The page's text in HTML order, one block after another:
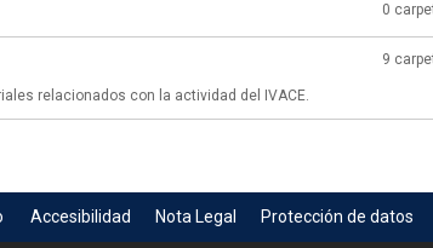
0
9
relacionados con la actividad del IVACE.
Accesibilidad Nota Legal Protección de datos